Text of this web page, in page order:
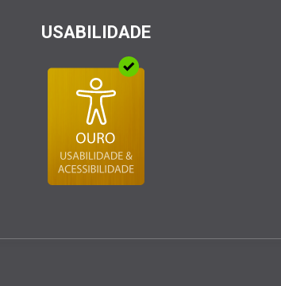
USABILIDADE